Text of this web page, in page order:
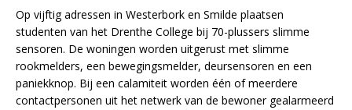
Op vijftig adressen in Westerbork en Smilde plaatsen
studenten van het Drenthe College bij 70-plussers slimme
sensoren. De woningen worden uitgerust met slimme
rookmelders, een bewegingsmelder, deursensoren en een
paniekknop. Bij een calamiteit worden één of meerdere
contactpersonen uit het netwerk van de bewoner gealarmeerd